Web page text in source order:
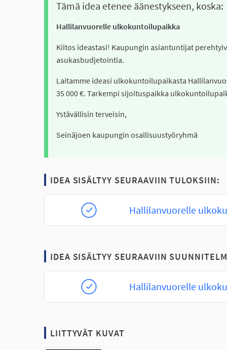
Tämä idea etenee äänestykseen, koska:
Hallilanvuorelle ulkokuntoilupaikka
Kiitos ideastasi! Kaupungin asiantuntijat
asukasbudjetointia.
Laitamme ideasi ulkokuntoilupaikasta
35 000 €. Tarkempi sijoituspaikka
Ystävällisin terveisin,
Seinäjoen kaupungin osallisuustyöryhmä
IDEA SISÄLTYY SEURAAVIIN TULOKSIIN:
Hallilanvuorelle
IDEA SISÄLTYY SEURAAVIIN
Hallilanvuorelle
LIITTYVÄT KUVAT